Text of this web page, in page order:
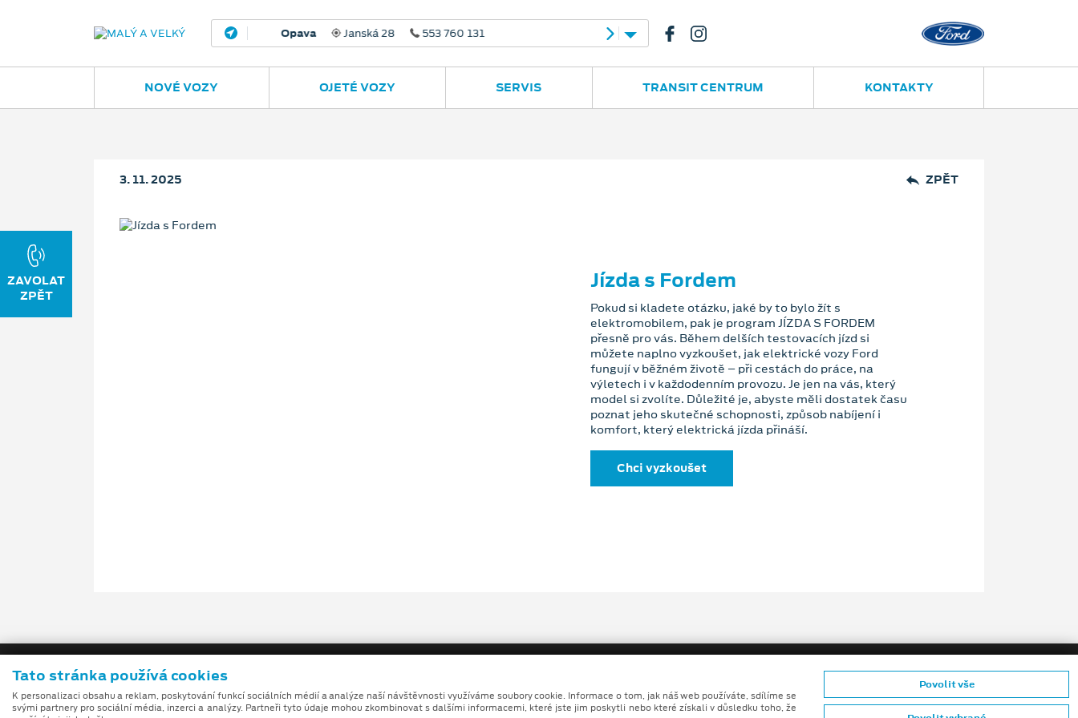
Opava Janská 28 553 760 131 Ostrava - Vítkovice
NOVÉ VOZY OJETÉ VOZY SERVIS TRANSIT CENTRUM KONTAKTY
3. 11. 2025 ZPĚT
Jízda s Fordem
Pokud si kladete otázku, jaké by to bylo žít s
elektromobilem, pak je program JÍZDA S FORDEM
přesně pro vás. Během delších testovacích jízd si
můžete naplno vyzkoušet, jak elektrické vozy Ford
fungují v běžném životě – při cestách do práce, na
výletech i v každodenním provozu. Je jen na vás, který
model si zvolíte. Důležité je, abyste měli dostatek času
poznat jeho skutečné schopnosti, způsob nabíjení i
komfort, který elektrická jízda přináší.
Chci vyzkoušet
Tato stránka používá cookies
K personalizaci obsahu a reklam, poskytování funkcí sociálních médií a analýze naší návštěvnosti využíváme soubory cookie. Informace o tom, jak náš web používáte, sdílíme se
svými partnery pro sociální média, inzerci a analýzy. Partneři tyto údaje mohou zkombinovat s dalšími informacemi, které jste jim poskytli nebo které získali v důsledku toho, že
Povolit vše